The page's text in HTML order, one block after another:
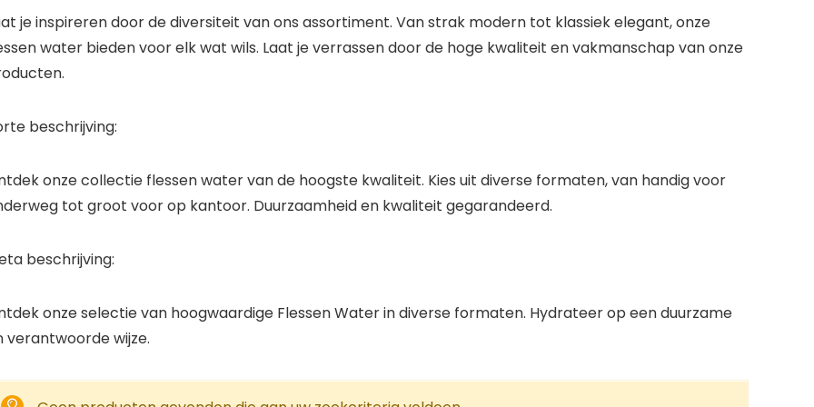
je inspireren door de diversiteit van ons assortiment. Van strak modern tot klassiek elegant, onze
water bieden voor elk wat wils. Laat je verrassen door de hoge kwaliteit en vakmanschap van onze
beschrijving:
onze collectie flessen water van de hoogste kwaliteit. Kies uit diverse formaten, van handig voor
tot groot voor op kantoor. Duurzaamheid en kwaliteit gegarandeerd.
beschrijving:
onze selectie van hoogwaardige Flessen Water in diverse formaten. Hydrateer op een duurzame
verantwoorde wijze.